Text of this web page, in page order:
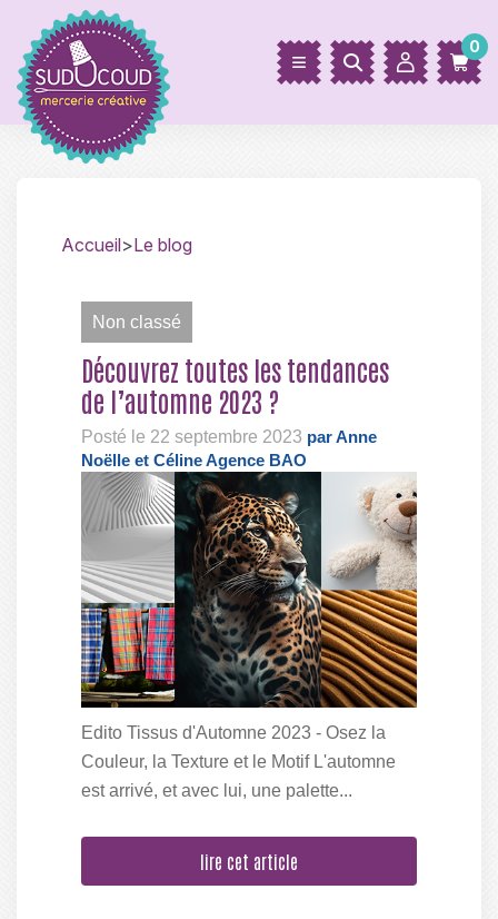
0
Accueil>Le blog
Non classé
Découvrez toutes les tendances
de l’automne 2023 ?
Posté le 22 septembre 2023 par Anne
Noëlle et Céline Agence BAO
Edito Tissus d'Automne 2023 - Osez la
Couleur, la Texture et le Motif L'automne
est arrivé, et avec lui, une palette...
lire cet article